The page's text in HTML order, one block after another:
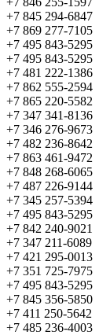
+7 845 294-6847
+7 869 277-7105
+7 495 843-5295
+7 495 843-5295
+7 481 222-1386
+7 862 555-2594
+7 865 220-5582
+7 347 341-8136
+7 346 276-9673
+7 482 236-8642
+7 863 461-9472
+7 848 268-6065
+7 487 226-9144
+7 345 257-5394
+7 495 843-5295
+7 842 240-9021
+7 347 211-6089
+7 421 295-0013
+7 351 725-7975
+7 495 843-5295
+7 845 356-5850
+7 411 250-5642
+7 485 236-4003